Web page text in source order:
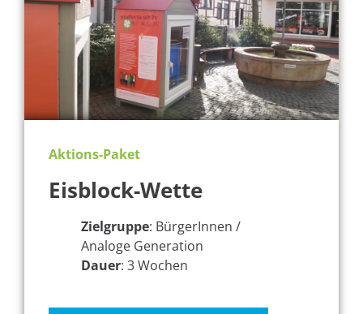
Aktions-Paket
Eisblock-Wette
Zielgruppe: BürgerInnen /
Analoge Generation
Dauer: 3 Wochen